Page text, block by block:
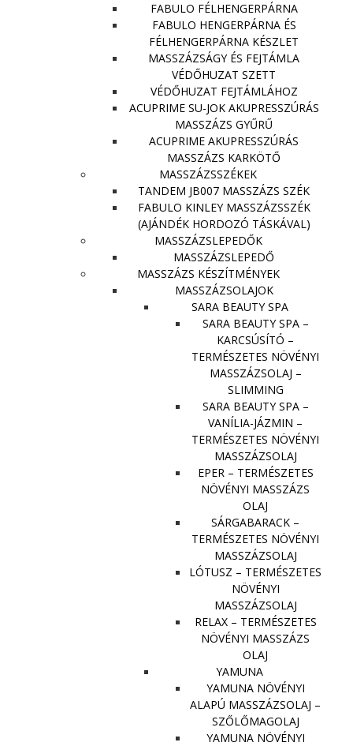
FABULO FÉLHENGERPÁRNA
FABULO HENGERPÁRNA ÉS
FÉLHENGERPÁRNA KÉSZLET
MASSZÁZSÁGY ÉS FEJTÁMLA
VÉDŐHUZAT SZETT
VÉDŐHUZAT FEJTÁMLÁHOZ
ACUPRIME SU-JOK AKUPRESSZÚRÁS
MASSZÁZS GYŰRŰ
ACUPRIME AKUPRESSZÚRÁS
MASSZÁZS KARKÖTŐ
MASSZÁZSSZÉKEK
TANDEM JB007 MASSZÁZS SZÉK
FABULO KINLEY MASSZÁZSSZÉK
(AJÁNDÉK HORDOZÓ TÁSKÁVAL)
MASSZÁZSLEPEDŐK
MASSZÁZSLEPEDŐ
MASSZÁZS KÉSZÍTMÉNYEK
MASSZÁZSOLAJOK
SARA BEAUTY SPA
SARA BEAUTY SPA –
KARCSÚSÍTÓ –
TERMÉSZETES NÖVÉNYI
MASSZÁZSOLAJ –
SLIMMING
SARA BEAUTY SPA –
VANÍLIA-JÁZMIN –
TERMÉSZETES NÖVÉNYI
MASSZÁZSOLAJ
EPER – TERMÉSZETES
NÖVÉNYI MASSZÁZS
OLAJ
SÁRGABARACK –
TERMÉSZETES NÖVÉNYI
MASSZÁZSOLAJ
LÓTUSZ – TERMÉSZETES
NÖVÉNYI
MASSZÁZSOLAJ
RELAX – TERMÉSZETES
NÖVÉNYI MASSZÁZS
OLAJ
YAMUNA
YAMUNA NÖVÉNYI
ALAPÚ MASSZÁZSOLAJ –
SZŐLŐMAGOLAJ
YAMUNA NÖVÉNYI